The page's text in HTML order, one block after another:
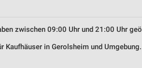
zwischen 09:00 Uhr und 21:00 Uhr
Kaufhäuser in Gerolsheim und Umgebung.